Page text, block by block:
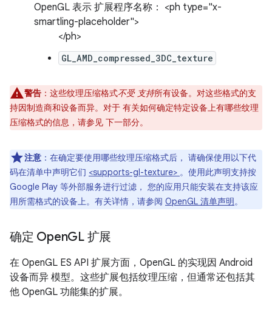
OpenGL 表示 扩展程序名称： <ph type="x-
smartling-placeholder">
</ph>
GL_AMD_compressed_3DC_texture
警告 ：这些纹理压缩格式不受 支持所有设备。对这些格式的支
持因制造商和设备而异。对于 有关如何确定特定设备上有哪些纹理
压缩格式的信息，请参见 下一部分。
注意 ：在确定要使用哪些纹理压缩格式后， 请确保使用以下代
码在清单中声明它们 <supports-gl-texture> 。使用此声明支持按
Google Play 等外部服务进行过滤， 您的应用只能安装在支持该应
用所需格式的设备上。有关详情，请参阅 OpenGL 清单声明。
确定 OpenGL 扩展
在 OpenGL ES API 扩展方面，OpenGL 的实现因 Android
设备而异 模型。这些扩展包括纹理压缩，但通常还包括其
他 OpenGL 功能集的扩展。